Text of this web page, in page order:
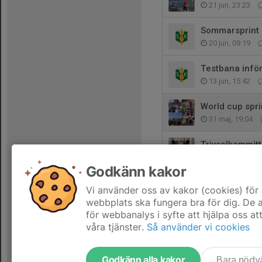
21 jun, 23:23
Sommarsprint
20 jun, 09:19
Testbana
13 jun, 15:42
World cup
31 maj, 19:04
27 maj, 15:21
Godkänn kakor
Vi använder oss av kakor (cookies)
webbplats ska fungera bra för dig. De
för webbanalys i syfte att hjälpa oss
våra tjänster. Så använder vi cookies
Godkänn alla kakor Bara